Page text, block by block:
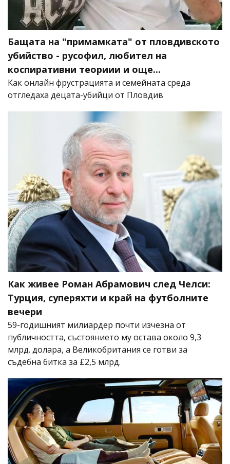
Бащата на "примамката" от пловдивското
убийство - русофил, любител на
коспиративни теориии и още...
Как онлайн фрустрацията и семейната среда
отгледаха децата-убийци от Пловдив
Как живее Роман Абрамович след Челси:
Турция, суперяхти и край на футболните
вечери
59-годишният милиардер почти изчезна от
публичността, състоянието му остава около 9,3
млрд. долара, а Великобритания се готви за
съдебна битка за £2,5 млрд.